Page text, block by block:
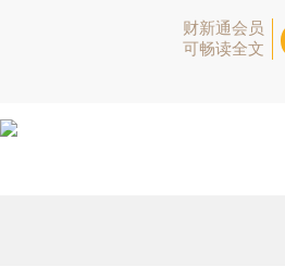
财新通会员
可畅读全文